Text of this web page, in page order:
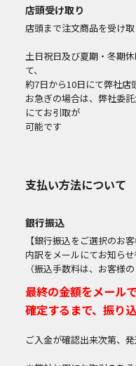
店頭受け取り
店頭まで注文商品を受け
土日祝日及び夏期・冬期
て、
約7日から10日にて弊社店
お急ぎの場合は、弊社委
にてお引取が
可能です
支払い方法について
銀行振込
【銀行振込をご選択のお客
内訳をメールにてお知らせ
（振込手数料は、お客様
最終の金額をメール
確定するまで、振り
ご入金が確認出来次第、発